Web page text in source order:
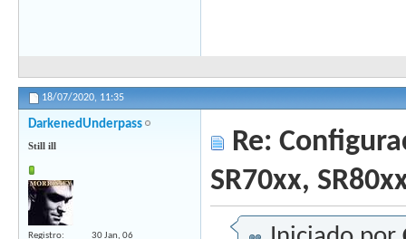
18/07/2020, 11:35
DarkenedUnderpass
Still ill
Registro
30 Jan, 06
Re:
SR70xx,